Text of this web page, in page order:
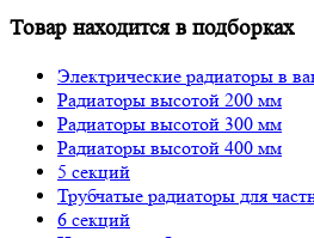
Товар находится в подборках
Электрические радиаторы в
Радиаторы высотой 200 мм
Радиаторы высотой 300 мм
Радиаторы высотой 400 мм
5 секций
Трубчатые радиаторы для
6 секций